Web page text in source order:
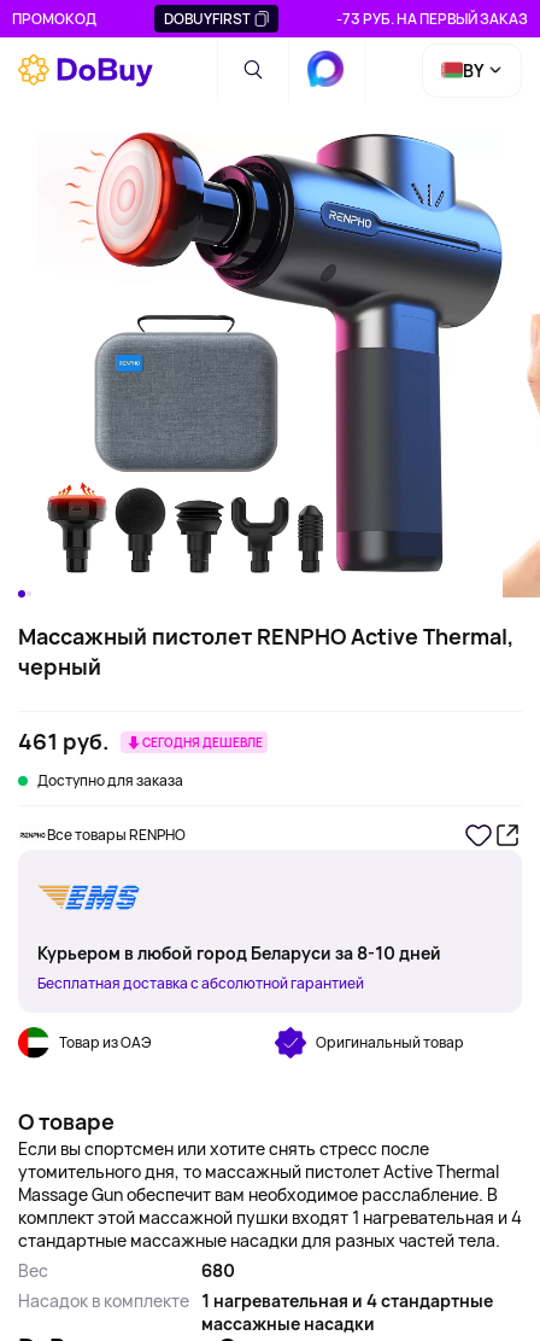
ПРОМОКОД DOBUYFIRST -73 РУБ. НА ПЕРВЫЙ ЗАКАЗ
BY
Массажный пистолет RENPHO Active Thermal,
черный
461 руб. СЕГОДНЯ ДЕШЕВЛЕ
Доступно для заказа
Все товары RENPHO
Курьером в любой город Беларуси за 8-10 дней
Бесплатная доставка с абсолютной гарантией
Товар из ОАЭ Оригинальный товар
О товаре
Если вы спортсмен или хотите снять стресс после
утомительного дня, то массажный пистолет Active Thermal
Massage Gun обеспечит вам необходимое расслабление. В
комплект этой массажной пушки входят 1 нагревательная и 4
стандартные массажные насадки для разных частей тела.
Вес
680
Насадок в комплекте 1 нагревательная и 4 стандартные
массажные насадки